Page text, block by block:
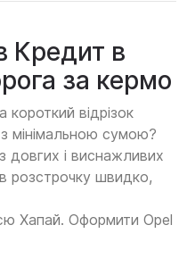
Кредит в
за кермо
відрізок
мінімальною сумою?
довгих і виснажливих
розстрочку швидко,
Хапай. Оформити Opel